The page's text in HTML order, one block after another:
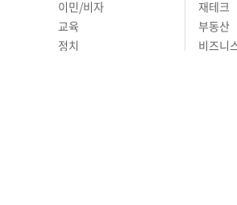
사건사고
사람/커뮤니티
이민/비자
생활경제
금융/증권
재테크